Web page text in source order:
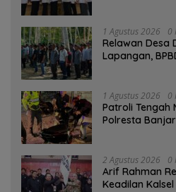
1 Agustus 2026 0
Relawan Desa
Lapangan,
1 Agustus 2026 0
Patroli Tengah
Polresta
2 Agustus 2026 0
Arif Rahman
Keadilan